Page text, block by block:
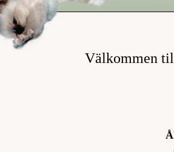
Välkommen